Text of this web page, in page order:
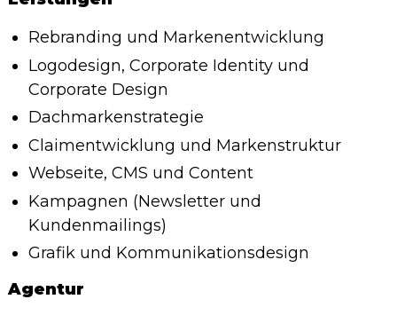
Rebranding und Markenentwicklung
Logodesign, Corporate Identity und
Corporate Design
Dachmarkenstrategie
Claimentwicklung und Markenstruktur
Webseite, CMS und Content
Kampagnen (Newsletter und
Kundenmailings)
Grafik und Kommunikationsdesign
Agentur